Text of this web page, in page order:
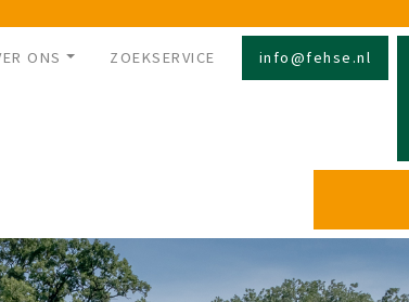
ONS ZOEKSERVICE info@fehse.nl